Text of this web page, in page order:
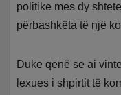
politike mes dy
përbashkëta të një
Duke qenë se ai
lexues i shpirtit të